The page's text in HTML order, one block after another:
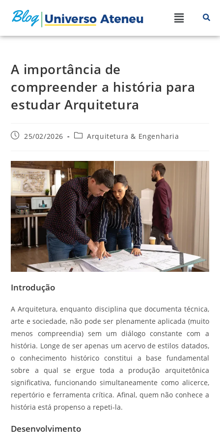
A importância de
compreender a história para
estudar Arquitetura
25/02/2026 Arquitetura & Engenharia
Introdução
A Arquitetura, enquanto disciplina que documenta técnica,
arte e sociedade, não pode ser plenamente aplicada (muito
menos compreendia) sem um diálogo constante com a
história. Longe de ser apenas um acervo de estilos datados,
o conhecimento histórico constitui a base fundamental
sobre a qual se ergue toda a produção arquitetônica
significativa, funcionando simultaneamente como alicerce,
repertório e ferramenta crítica. Afinal, quem não conhece a
história está propenso a repeti-la.
Desenvolvimento